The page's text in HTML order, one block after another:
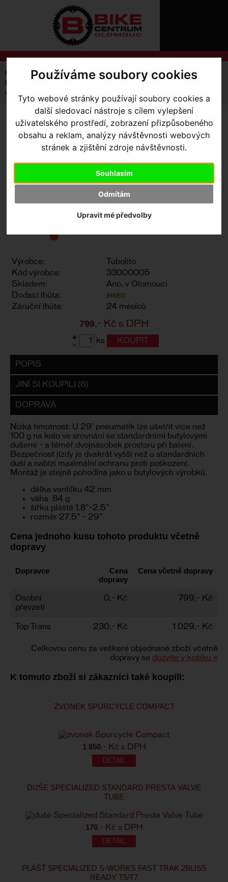
Používáme soubory cookies
Tyto webové stránky používají soubory cookies a
další sledovací nástroje s cílem vylepšení
uživatelského prostředí, zobrazení přizpůsobeného
obsahu a reklam, analýzy návštěvnosti webových
stránek a zjištění zdroje návštěvnosti.
Souhlasím
Odmítám
Upravit mé předvolby
NÁSO
NÁKUPU
REGISTRACE
ZTRATILI
Úvodní strana
Komponenty
Duše, pásky do ráfku a ventilky
duše TPU TUBOLITO MTB 27,5 / 29 85gr
DUŠE TPU TUBOLITO MTB
27,5 / 29 85GR
Výrobce:
Tubolito
Kód výrobce:
33000005
Skladem:
Ano, v Olomouci
Dodací lhůta:
IHNED
Záruční lhůta: 24 měsíců
799,- Kč s DPH
+
-
ks
POPIS
JINÍ SI KOUPILI (6)
DOPRAVA
Nízká hmotnost: U 29' pneumatik lze ušetřit více než
100 g na kolo ve srovnání se standardními butylovými
dušemi – a téměř dvojnásobek prostoru při balení.
Bezpečnost jízdy je dvakrát vyšší než u standardních
duší a nabízí maximální ochranu proti poškození.
Montáž je stejně pohodlná jako u butylových výrobků.
délka ventilku 42 mm
váha 84 g
šířka pláště 1.8"-2.5"
rozměr 27,5" - 29"
Cena jednoho kusu tohoto produktu včetně
dopravy
Dopravce
Cena
dopravy
Cena včetně dopravy
Osobní
převzetí
0,- Kč 799,- Kč
Top Trans 230,- Kč 1 029,- Kč
Celkovou cenu za veškeré objednané zboží včetně
dopravy se dozvíte v košíku »
K tomuto zboží si zákazníci také koupili:
ZVONEK SPURCYCLE COMPACT
1 850,- Kč s DPH
DUŠE SPECIALIZED STANDARD PRESTA VALVE
TUBE
170,- Kč s DPH
PLÁŠŤ SPECIALIZED S-WORKS FAST TRAK 2BLISS
READY T5/T7